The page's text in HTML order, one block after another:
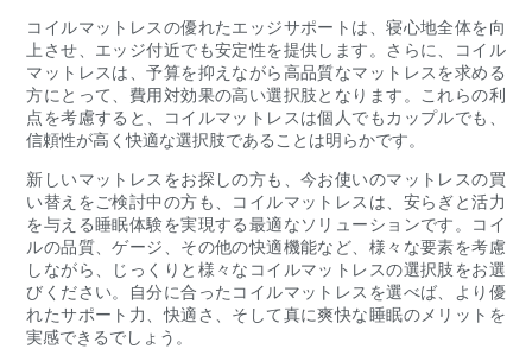
コイルマットレスの優れたエッジサポートは、寝心地全体を向
上させ、エッジ付近でも安定性を提供します。さらに、コイル
マットレスは、予算を抑えながら高品質なマットレスを求める
方にとって、費用対効果の高い選択肢となります。これらの利
点を考慮すると、コイルマットレスは個人でもカップルでも、
信頼性が高く快適な選択肢であることは明らかです。
新しいマットレスをお探しの方も、今お使いのマットレスの買
い替えをご検討中の方も、コイルマットレスは、安らぎと活力
を与える睡眠体験を実現する最適なソリューションです。コイ
ルの品質、ゲージ、その他の快適機能など、様々な要素を考慮
しながら、じっくりと様々なコイルマットレスの選択肢をお選
びください。自分に合ったコイルマットレスを選べば、より優
れたサポート力、快適さ、そして真に爽快な睡眠のメリットを
実感できるでしょう。